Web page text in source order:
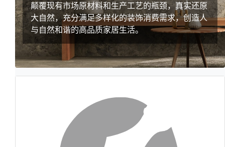
颠覆现有市场原材料和生产工艺的瓶颈，真实还原
大自然，充分满足多样化的装饰消费需求，创造人
与自然和谐的高品质家居生活。